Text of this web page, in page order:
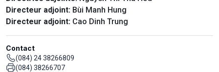
Directeur adjoint: Bùi Manh Hung
Directeur adjoint: Cao Dinh Trung
Contact
(084) 24 38266809
(084) 38266707